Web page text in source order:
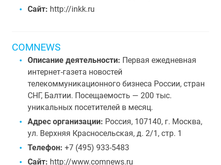
Сайт: http://inkk.ru
COMNEWS
Описание деятельности: Первая ежедневная
интернет-газета новостей
телекоммуникационного бизнеса России, стран
СНГ, Балтии. Посещаемость — 200 тыс.
уникальных посетителей в месяц.
Адрес организации: Россия, 107140, г. Москва,
ул. Верхняя Красносельская, д. 2/1, стр. 1
Телефон: +7 (495) 933-5483
Сайт: http://www.comnews.ru